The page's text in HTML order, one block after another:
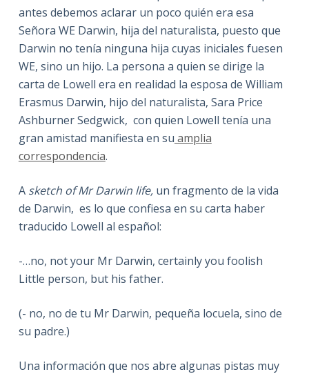
antes debemos aclarar un poco quién era esa
Señora WE Darwin, hija del naturalista, puesto que
Darwin no tenía ninguna hija cuyas iniciales fuesen
WE, sino un hijo. La persona a quien se dirige la
carta de Lowell era en realidad la esposa de William
Erasmus Darwin, hijo del naturalista, Sara Price
Ashburner Sedgwick, con quien Lowell tenía una
gran amistad manifiesta en su amplia
correspondencia.
A sketch of Mr Darwin life, un fragmento de la vida
de Darwin, es lo que confiesa en su carta haber
traducido Lowell al español:
-…no, not your Mr Darwin, certainly you foolish
Little person, but his father.
(- no, no de tu Mr Darwin, pequeña locuela, sino de
su padre.)
Una información que nos abre algunas pistas muy